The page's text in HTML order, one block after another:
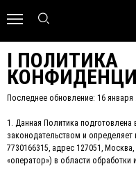
I ПОЛИТИКА
Последнее обновление: 16 января
1. Данная Политика подготовлена
законодательством и
7730166315, адрес 127051,
«оператор») в области обработки